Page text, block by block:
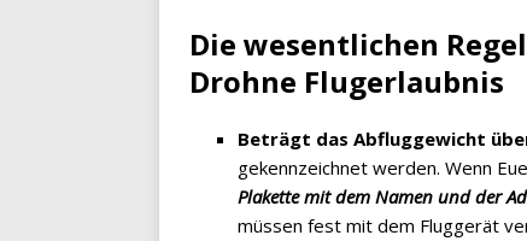
Die wesentlichen
Drohne Flugerlaubnis
Beträgt das Abfluggewicht
gekennzeichnet werden. Wenn
Plakette mit dem Namen und der
müssen fest mit dem Fluggerät